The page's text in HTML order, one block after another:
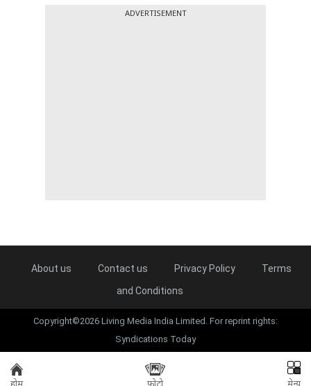
ADVERTISEMENT
About us Contact us Privacy Policy
Terms
and Conditions
Copyright©2026 Living Media India Limited. For reprint rights:
Syndications Today